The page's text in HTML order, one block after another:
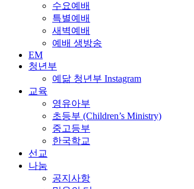
수요예배
특별예배
새벽예배
예배 생방송
EM
청년부
예닮 청년부 Instagram
교육
영유아부
초등부 (Children’s Ministry)
중고등부
한국학교
선교
나눔
공지사항